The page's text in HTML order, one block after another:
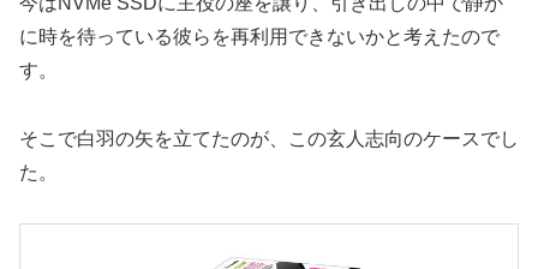
に時を待っている彼らを再利用できないかと考えたので
す。
そこで白羽の矢を立てたのが、この玄人志向のケースでし
た。